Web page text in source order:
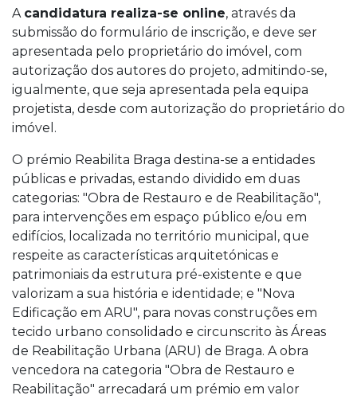
A candidatura realiza-se online, através da
submissão do formulário de inscrição, e deve ser
apresentada pelo proprietário do imóvel, com
autorização dos autores do projeto, admitindo-se,
igualmente, que seja apresentada pela equipa
projetista, desde com autorização do proprietário do
imóvel.
O prémio Reabilita Braga destina-se a entidades
públicas e privadas, estando dividido em duas
categorias: "Obra de Restauro e de Reabilitação",
para intervenções em espaço público e/ou em
edifícios, localizada no território municipal, que
respeite as características arquitetónicas e
patrimoniais da estrutura pré-existente e que
valorizam a sua história e identidade; e "Nova
Edificação em ARU", para novas construções em
tecido urbano consolidado e circunscrito às Áreas
de Reabilitação Urbana (ARU) de Braga. A obra
vencedora na categoria "Obra de Restauro e
Reabilitação" arrecadará um prémio em valor